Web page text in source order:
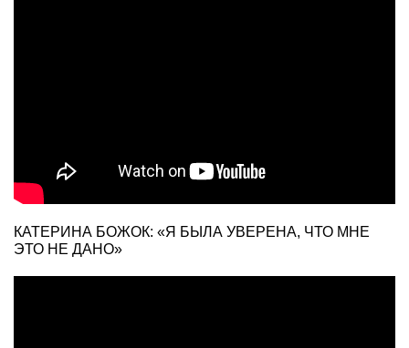
КАТЕРИНА БОЖОК: «Я БЫЛА УВЕРЕНА, ЧТО МНЕ
ЭТО НЕ ДАНО»